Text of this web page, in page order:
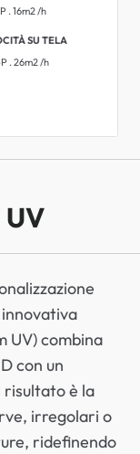
. 16m2 /h
SU TELA
. 26m2 /h
UV
UV) combina
con un
risultato è la
irregolari o
ridefinendo